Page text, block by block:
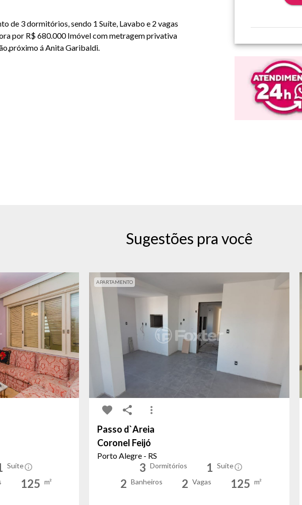
de 3 dormitórios, sendo 1 Suíte, Lavabo e 2 vagas
por R$ 680.000 Imóvel com metragem privativa
á Anita Garibaldi.
Sugestões pra você
Suíte
125 m²
APARTAMENTO
Passo d`Areia
Coronel Feijó
Porto Alegre - RS
3 Dormitórios 1 Suíte
2 Banheiros 2 Vagas 125 m²